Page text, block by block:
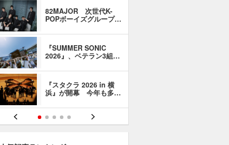
82MAJOR 次世代K-
POPボーイズグループ…
『SUMMER SONIC
2026』、ベテラン3組…
『スタクラ 2026 in 横
浜』が開幕 今年も多…